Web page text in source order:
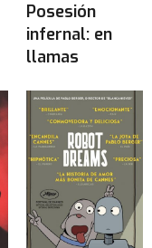
Posesión
infernal: en
llamas